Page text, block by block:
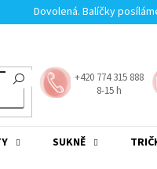
Dovolená. Balíčky
+420 774 315 888
8-15 h
SUKNĚ